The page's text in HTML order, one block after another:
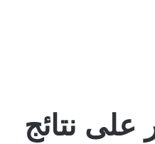
على نتائج